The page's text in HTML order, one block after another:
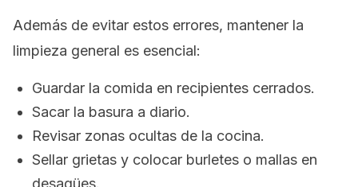
Además de evitar estos errores, mantener la
limpieza general es esencial:
Guardar la comida en recipientes cerrados.
Sacar la basura a diario.
Revisar zonas ocultas de la cocina.
Sellar grietas y colocar burletes o mallas en
desagües.